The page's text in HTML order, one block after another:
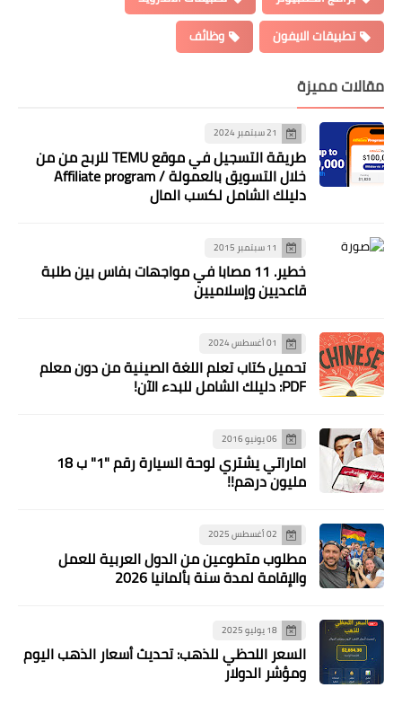
تطبيقات الايفون
وظائف
مميزة
طريقة التسجيل في موقع TEMU للربح من من
خلال التسويق بالعمولة / Affiliate program
دليلك الشامل لكسب المال
خطير. 11 مصابا في مواجهات بفاس بين طلبة
قاعديين وإسلاميين
تحميل كتاب تعلم اللغة الصينية من دون معلم
PDF: دليلك الشامل للبدء الآن!
اماراتي يشتري لوحة السيارة رقم "1" ب 18
مليون درهم!!
مطلوب متطوعين من الدول العربية للعمل
والإقامة لمدة سنة بألمانيا 2026
السعر اللحظي للذهب: تحديث أسعار الذهب اليوم
ومؤشر الدولار